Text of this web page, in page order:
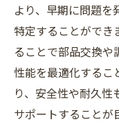
より、早期に問題を
特定することができ
ることで部品交換や
性能を最適化するこ
り、安全性や耐久
サポートすることが